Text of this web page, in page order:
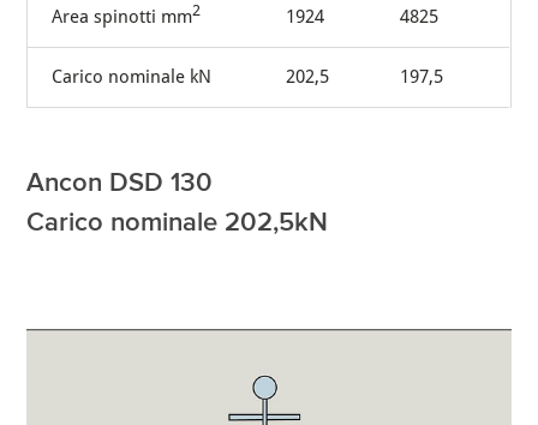
Area spinotti mm2 1924 4825
Carico nominale kN 202,5 197,5
Ancon DSD 130
Carico nominale 202,5kN